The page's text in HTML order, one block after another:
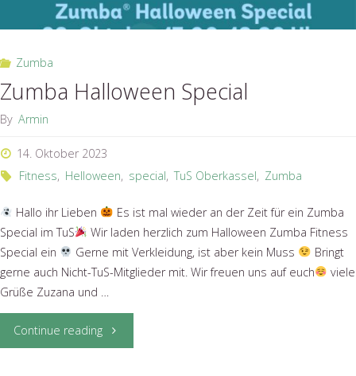
Zumba
Zumba Halloween Special
By Armin
14. Oktober 2023
Fitness, Helloween, special, TuS Oberkassel, Zumba
Hallo ihr Lieben
Es ist mal wieder an der Zeit für ein Zumba
Special im TuS
Wir laden herzlich zum Halloween Zumba Fitness
Special ein
Gerne mit Verkleidung, ist aber kein Muss
Bringt
gerne auch Nicht-TuS-Mitglieder mit. Wir freuen uns auf euch
viele
Grüße Zuzana und …
Continue reading"Zumba